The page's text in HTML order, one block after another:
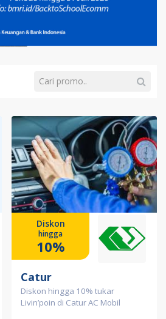
Diskon
hingga
10%
Catur
Diskon hingga 10% tukar
Livin’poin di Catur AC Mobil